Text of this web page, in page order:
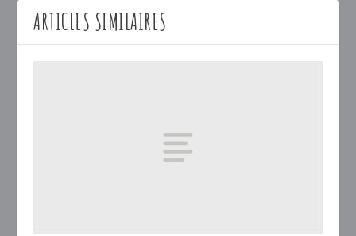
ARTICLES SIMILAIRES